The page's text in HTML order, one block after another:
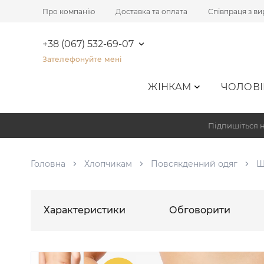
Про компанію Доставка та оплата Співпраця з
+38 (067) 532-69-07
Зателефонуйте мені
ЖІНКАМ
Підпишіться
Головна Хлопчикам Повсякденний одяг
Характеристики Обговорити